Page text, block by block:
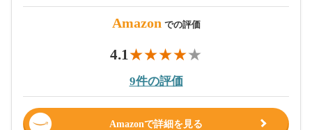
Amazon での評価
4.1
9件の評価
Amazonで詳細を見る